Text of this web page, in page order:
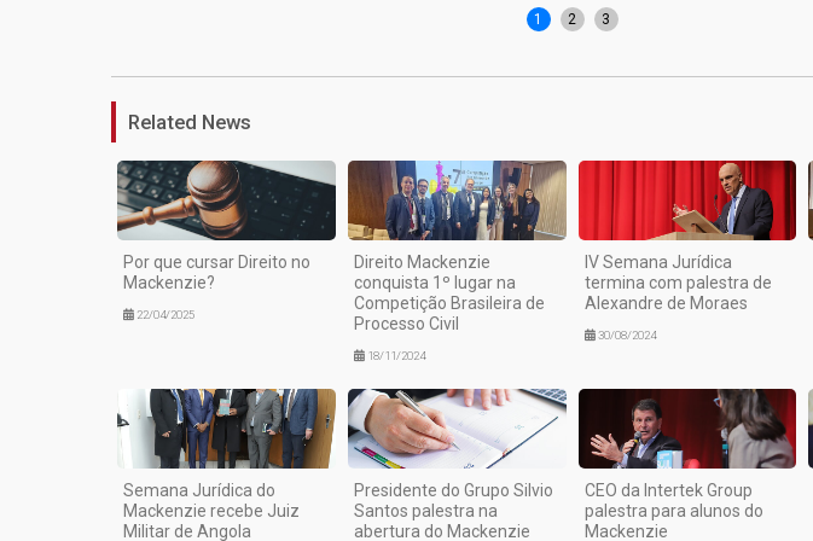
1 2 3
Related News
Por que cursar Direito no
Mackenzie?
22/04/2025
Direito Mackenzie
conquista 1º lugar na
Competição Brasileira de
Processo Civil
18/11/2024
IV Semana Jurídica
termina com palestra de
Alexandre de Moraes
30/08/2024
Semana Jurídica do
Mackenzie recebe Juiz
Militar de Angola
Presidente do Grupo Silvio
Santos palestra na
abertura do Mackenzie
CEO da Intertek Group
palestra para alunos do
Mackenzie